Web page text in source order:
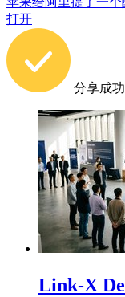
打开
分享成功
Link-X